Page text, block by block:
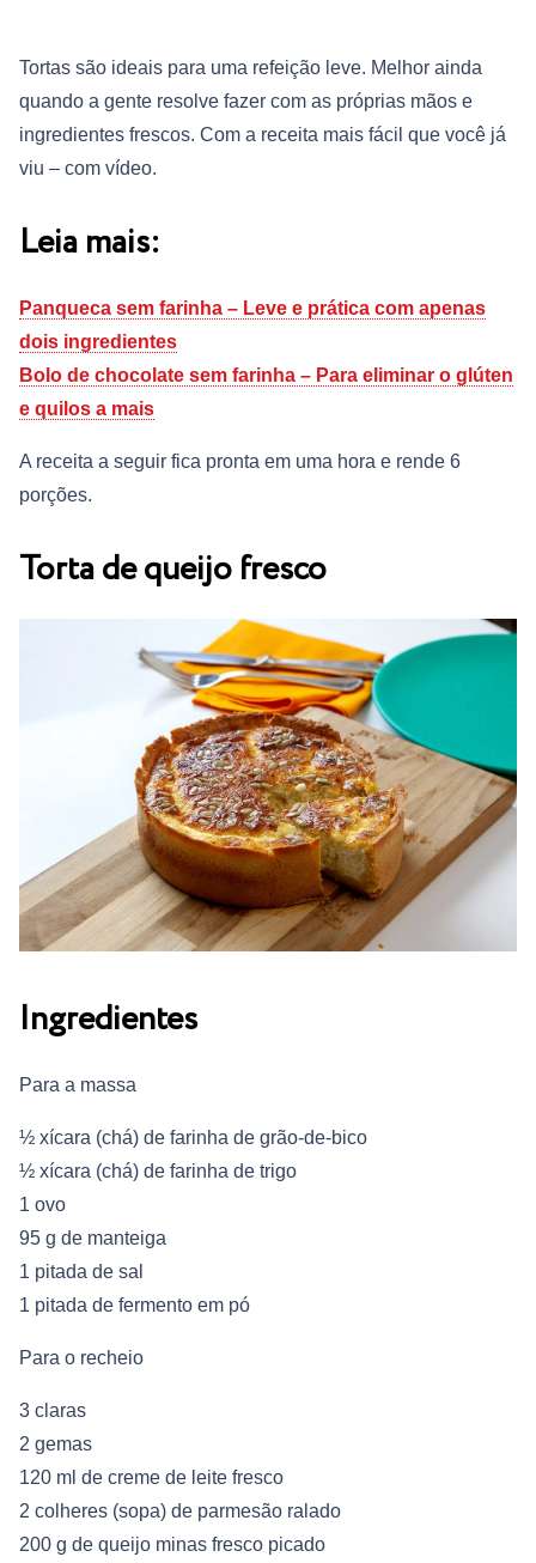
Tortas são ideais para uma refeição leve. Melhor ainda
quando a gente resolve fazer com as próprias mãos e
ingredientes frescos. Com a receita mais fácil que você já
viu – com vídeo.
Leia mais:
Panqueca sem farinha – Leve e prática com apenas
dois ingredientes
Bolo de chocolate sem farinha – Para eliminar o glúten
e quilos a mais
A receita a seguir fica pronta em uma hora e rende 6
porções.
Torta de queijo fresco
Ingredientes
Para a massa
½ xícara (chá) de farinha de grão-de-bico
½ xícara (chá) de farinha de trigo
1 ovo
95 g de manteiga
1 pitada de sal
1 pitada de fermento em pó
Para o recheio
3 claras
2 gemas
120 ml de creme de leite fresco
2 colheres (sopa) de parmesão ralado
200 g de queijo minas fresco picado